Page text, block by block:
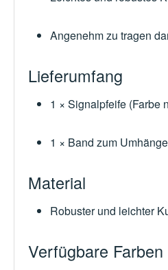
Angenehm zu tragen
Lieferumfang
1 × Signalpfeife (Farbe
1 × Band zum
Material
Robuster und leichter
Verfügbare Farben